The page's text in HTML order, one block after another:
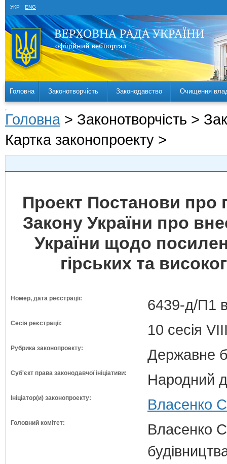
УКР ENG
Головна Законотворчість Законодавство Очищення
Головна > Законотворчість >
Картка законопроекту >
Проект Постанови про
Закону України про
України щодо
гірських та
Номер, дата реєстрації: 6439-д/П1
Сесія реєстрації: 10 сесія
Рубрика законопроекту: Державне
Суб'єкт права законодавчої ініціативи: Народний
Ініціатор(и) законопроекту: Власенко
Головний комітет:
Власенко